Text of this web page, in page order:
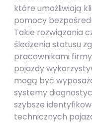
które umożliwiają
pomocy
Takie rozwiązania
śledzenia statusu
pracownikami
pojazdy
mogą być
systemy
szybsze
technicznych